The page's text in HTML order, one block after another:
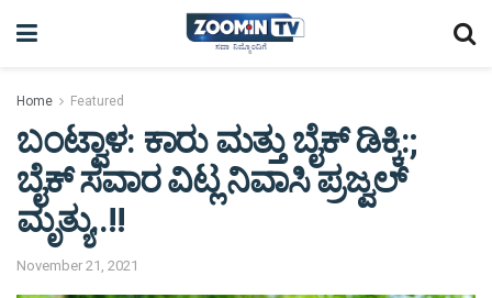
Home Featured
ಬಂಟ್ವಾಳ: ಕಾರು ಮತ್ತು ಬೈಕ್ ಡಿಕ್ಕಿ:;
ಬೈಕ್ ಸವಾರ ವಿಟ್ಲ ನಿವಾಸಿ ಪ್ರಜ್ವಲ್
ಮೃತ್ಯು..!!
November 21, 2021